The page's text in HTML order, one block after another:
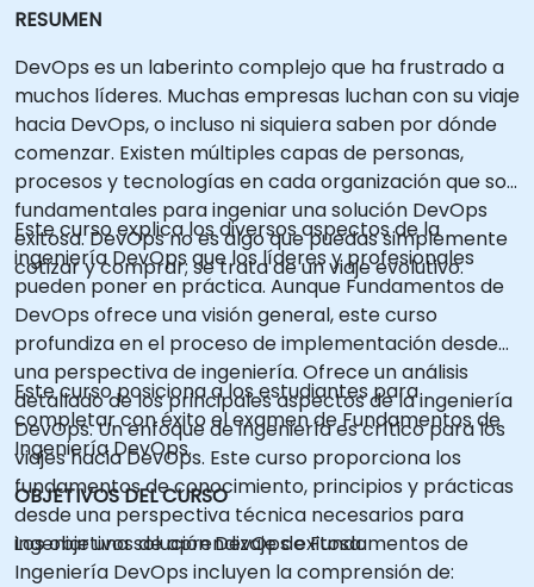
RESUMEN
DevOps es un laberinto complejo que ha frustrado a
muchos líderes. Muchas empresas luchan con su viaje
hacia DevOps, o incluso ni siquiera saben por dónde
comenzar. Existen múltiples capas de personas,
procesos y tecnologías en cada organización que son
fundamentales para ingeniar una solución DevOps
exitosa. DevOps no es algo que puedas simplemente
cotizar y comprar; se trata de un viaje evolutivo.
Este curso explica los diversos aspectos de la
ingeniería DevOps que los líderes y profesionales
pueden poner en práctica. Aunque Fundamentos de
DevOps ofrece una visión general, este curso
profundiza en el proceso de implementación desde
una perspectiva de ingeniería. Ofrece un análisis
detallado de los principales aspectos de la ingeniería
DevOps. Un enfoque de ingeniería es crítico para los
viajes hacia DevOps. Este curso proporciona los
fundamentos de conocimiento, principios y prácticas
desde una perspectiva técnica necesarios para
ingeniar una solución DevOps exitosa.
Este curso posiciona a los estudiantes para
completar con éxito el examen de Fundamentos de
Ingeniería DevOps.
OBJETIVOS DEL CURSO
Los objetivos de aprendizaje de Fundamentos de
Ingeniería DevOps incluyen la comprensión de: